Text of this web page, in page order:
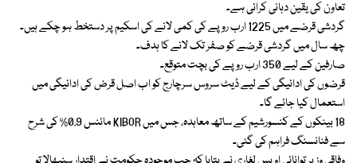
تعاون کی یقین دہانی کرائی ہے۔
گردشی قرضے میں 1225 ارب روپے کی کمی لانے کی اسکیم پر دستخط ہو چکے ہیں۔
چھ سال میں گردشی قرضے کو صفر تک لانے کا ہدف۔
صارفین کے لیے 350 ارب روپے کی بچت متوقع۔
قرضوں کی ادائیگی کے لیے ڈیٹ سروس سرچارج کو اب اصل قرض کی ادائیگی میں
استعمال کیا جائے گا۔
18 بینکوں کے کنسورشیم کے ساتھ معاہدہ، جس میں KIBOR مائنس 0.9% کی شرح
سے فنانسنگ فراہم کی گئی۔